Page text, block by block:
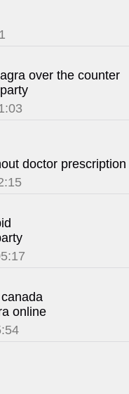
over the counter
doctor prescription
online